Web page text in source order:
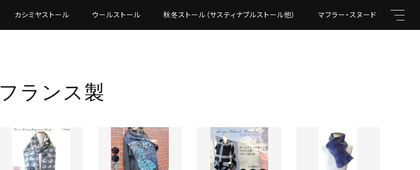
カシミヤストール ウールストール 秋冬ストール（サスティナブルストール他） マフラー・スヌード フォ
フランス製
親カテゴリ